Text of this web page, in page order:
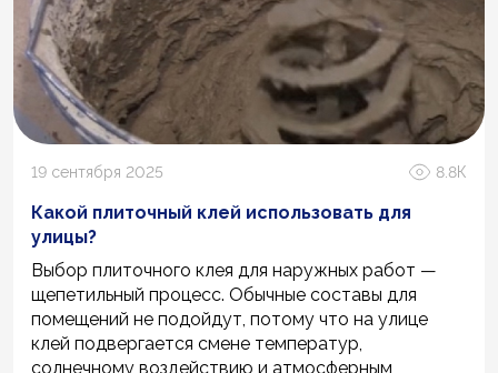
19 сентября 2025 8.8К
Какой плиточный клей использовать для
улицы?
Выбор плиточного клея для наружных работ —
щепетильный процесс. Обычные составы для
помещений не подойдут, потому что на улице
клей подвергается смене температур,
солнечному воздействию и атмосферным